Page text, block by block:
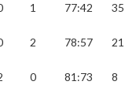
1 77:42 35
2 78:57 21
0 81:73 8